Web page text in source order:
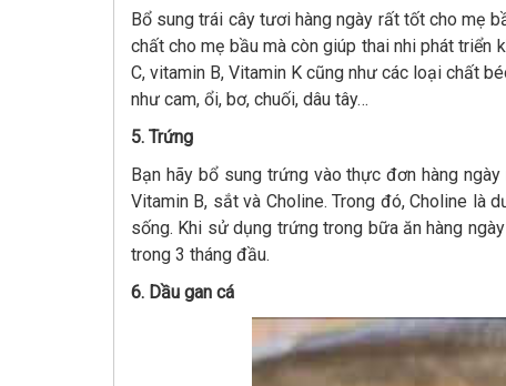
Bổ sung trái cây tươi hàng ngày rất tốt cho mẹ
chất cho mẹ bầu mà còn giúp thai nhi phát triển
C, vitamin B, Vitamin K cũng như các loại chất
như cam, ổi, bơ, chuối, dâu tây…
5. Trứng
Bạn hãy bổ sung trứng vào thực đơn hàng
Vitamin B, sắt và Choline. Trong đó, Choline là
sống. Khi sử dụng trứng trong bữa ăn hàng
trong 3 tháng đầu.
6. Dầu gan cá